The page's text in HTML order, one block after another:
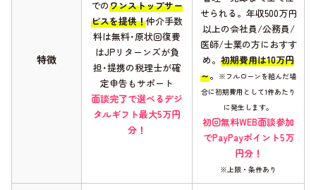
特徴
でのワンストップサー
ビスを提供！仲介手数
料は無料･原状回復費
はJPリターンズが負
担･提携の税理士が確
定申告もサポート
面談完了で選べるデジ
タルギフト最大5万円
分！
せられる。年収500万円
以上の会社員/公務員/
医師/士業の方におすす
め。 初期費用は10万円
～。 ※フルローンを組んだ場
合に初期費用として1件あたり
に発生します。
初回無料WEB面談参加
でPayPayポイント5万
円分！
※上限・条件あり